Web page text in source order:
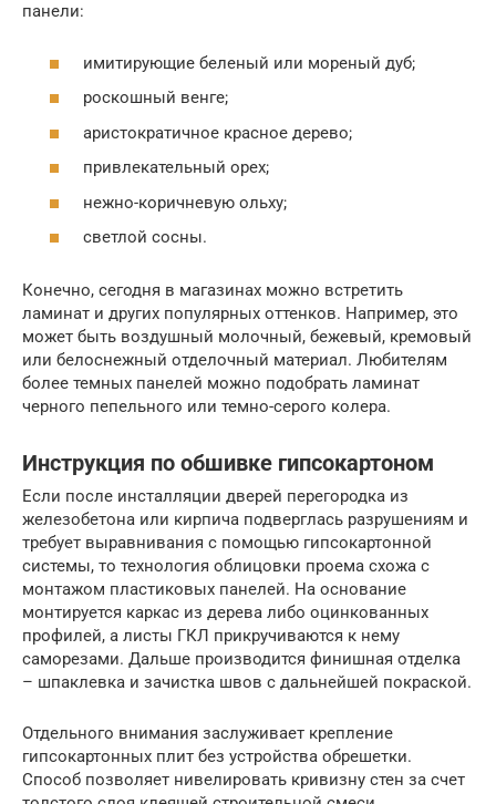
панели:
имитирующие беленый или мореный дуб;
роскошный венге;
аристократичное красное дерево;
привлекательный орех;
нежно-коричневую ольху;
светлой сосны.
Конечно, сегодня в магазинах можно встретить
ламинат и других популярных оттенков. Например, это
может быть воздушный молочный, бежевый, кремовый
или белоснежный отделочный материал. Любителям
более темных панелей можно подобрать ламинат
черного пепельного или темно-серого колера.
Инструкция по обшивке гипсокартоном
Если после инсталляции дверей перегородка из
железобетона или кирпича подверглась разрушениям и
требует выравнивания с помощью гипсокартонной
системы, то технология облицовки проема схожа с
монтажом пластиковых панелей. На основание
монтируется каркас из дерева либо оцинкованных
профилей, а листы ГКЛ прикручиваются к нему
саморезами. Дальше производится финишная отделка
– шпаклевка и зачистка швов с дальнейшей покраской.
Отдельного внимания заслуживает крепление
гипсокартонных плит без устройства обрешетки.
Способ позволяет нивелировать кривизну стен за счет